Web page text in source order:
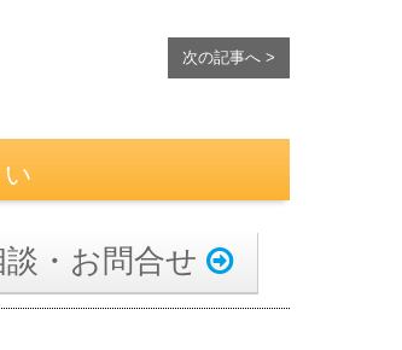
次の記事へ >
談・お問合せ